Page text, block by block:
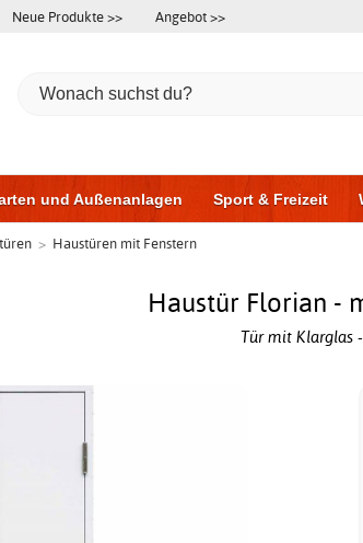
Neue Produkte >> Angebot >>
und Außenanlagen Sport & Freizeit
Trainingsgeräte
> Haustüren mit Fenstern
Haustür Florian -
Tür mit Klarglas